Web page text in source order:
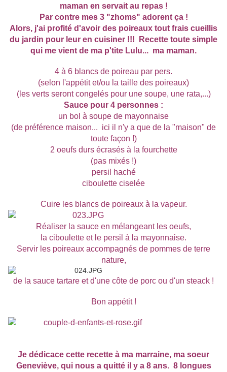
maman en servait au repas !
Par contre mes 3 "zhoms" adorent ça !
Alors, j'ai profité d'avoir des poireaux tout frais cueillis
du jardin pour leur en cuisiner !!! Recette toute simple
qui me vient de ma p'tite Lulu... ma maman.
4 à 6 blancs de poireau par pers.
(selon l'appétit et/ou la taille des poireaux)
(les verts seront congelés pour une soupe, une rata,...)
Sauce pour 4 personnes :
un bol à soupe de mayonnaise
(de préférence maison... ici il n'y a que de la "maison" de
toute façon !)
2 oeufs durs écrasés à la fourchette
(pas mixés !)
persil haché
ciboulette ciselée
Cuire les blancs de poireaux à la vapeur.
Réaliser la sauce en mélangeant les oeufs,
la ciboulette et le persil à la mayonnaise.
Servir les poireaux accompagnés de pommes de terre
nature,
de la sauce tartare et d'une côte de porc ou d'un steack !
Bon appétit !
Je dédicace cette recette à ma marraine, ma soeur
Geneviève, qui nous a quitté il y a 8 ans. 8 longues